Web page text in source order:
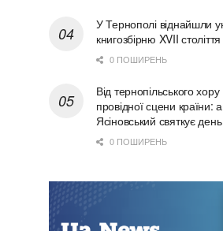
У Тернополі віднайшли
книгозбірню XVII століття
0 ПОШИРЕНЬ
Від тернопільського
провідної сцени країни:
Ясіновський святкує
0 ПОШИРЕНЬ